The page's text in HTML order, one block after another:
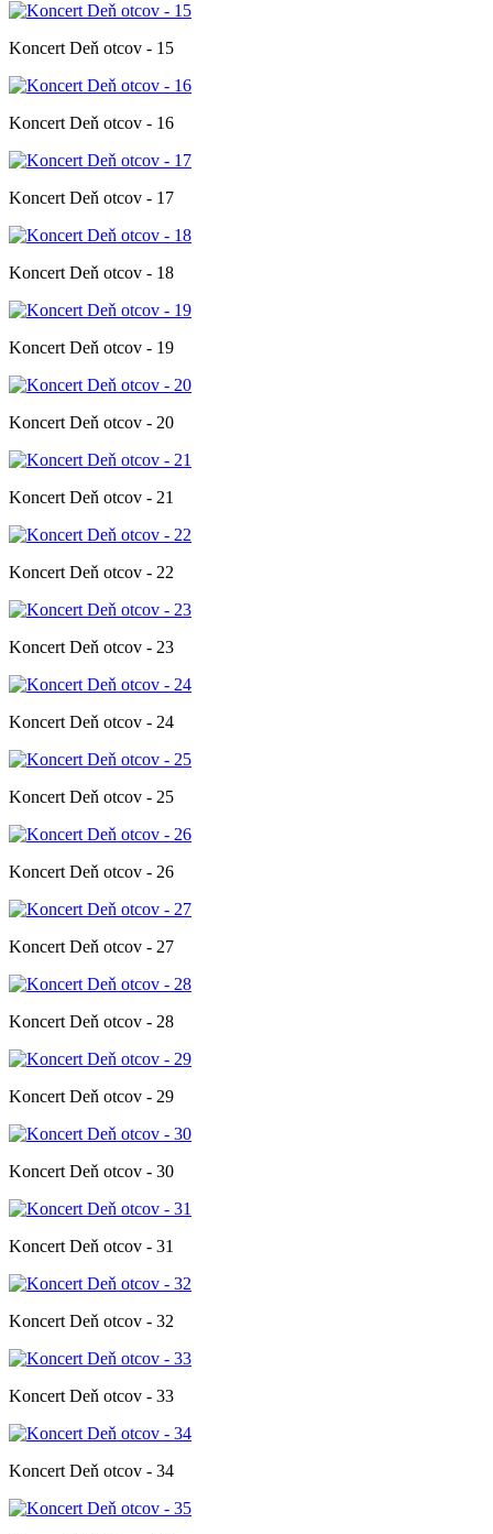
Koncert Deň otcov - 15
Koncert Deň otcov - 16
Koncert Deň otcov - 17
Koncert Deň otcov - 18
Koncert Deň otcov - 19
Koncert Deň otcov - 20
Koncert Deň otcov - 21
Koncert Deň otcov - 22
Koncert Deň otcov - 23
Koncert Deň otcov - 24
Koncert Deň otcov - 25
Koncert Deň otcov - 26
Koncert Deň otcov - 27
Koncert Deň otcov - 28
Koncert Deň otcov - 29
Koncert Deň otcov - 30
Koncert Deň otcov - 31
Koncert Deň otcov - 32
Koncert Deň otcov - 33
Koncert Deň otcov - 34